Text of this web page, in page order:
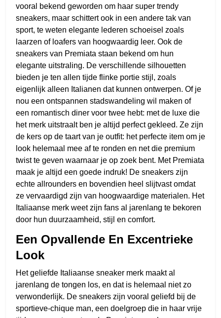
vooral bekend geworden om haar super trendy
sneakers, maar schittert ook in een andere tak van
sport, te weten elegante lederen schoeisel zoals
laarzen of loafers van hoogwaardig leer. Ook de
sneakers van Premiata staan bekend om hun
elegante uitstraling. De verschillende silhouetten
bieden je ten allen tijde flinke portie stijl, zoals
eigenlijk alleen Italianen dat kunnen ontwerpen. Of je
nou een ontspannen stadswandeling wil maken of
een romantisch diner voor twee hebt: met de luxe die
het merk uitstraalt ben je altijd perfect gekleed. Ze zijn
de kers op de taart van je outfit: het perfecte item om je
look helemaal mee af te ronden en net die premium
twist te geven waarnaar je op zoek bent. Met Premiata
maak je altijd een goede indruk! De sneakers zijn
echte allrounders en bovendien heel slijtvast omdat
ze vervaardigd zijn van hoogwaardige materialen. Het
Italiaanse merk weet zijn fans al jarenlang te bekoren
door hun duurzaamheid, stijl en comfort.
Een Opvallende En Excentrieke
Look
Het geliefde Italiaanse sneaker merk maakt al
jarenlang de tongen los, en dat is helemaal niet zo
verwonderlijk. De sneakers zijn vooral geliefd bij de
sportieve-chique man, een doelgroep die in haar vrije